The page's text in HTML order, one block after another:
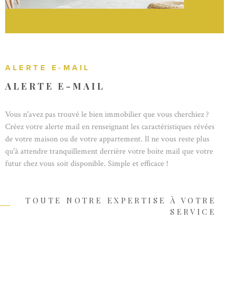
ALERTE E-MAIL
ALERTE E-MAIL
Vous n'avez pas trouvé le bien immobilier que vous cherchiez ?
Créez votre alerte mail en renseignant les caractéristiques révées
de votre maison ou de votre appartement. Il ne vous reste plus
qu'à attendre tranquillement derrière votre boite mail que votre
futur chez vous soit disponible. Simple et efficace !
TOUTE NOTRE EXPERTISE À VOTRE
SERVICE